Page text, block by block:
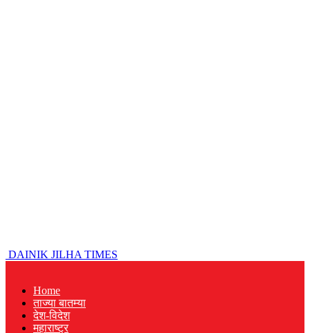
DAINIK JILHA TIMES
Home
ताज्या बातम्या
देश-विदेश
महाराष्ट्र